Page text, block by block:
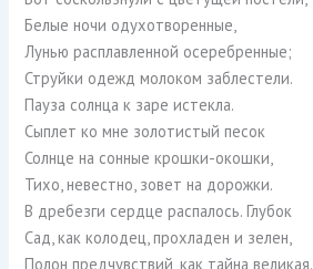
Белые ночи одухотворенные,
Лунью расплавленной осеребренные;
Струйки одежд молоком заблестели.
Пауза солнца к заре истекла.
Сыплет ко мне золотистый песок
Солнце на сонные крошки-окошки,
Тихо, невестно, зовет на дорожки.
В дребезги сердце распалось. Глубок
Сад, как колодец, прохладен и зелен,
Полон предчувствий, как тайна великая.